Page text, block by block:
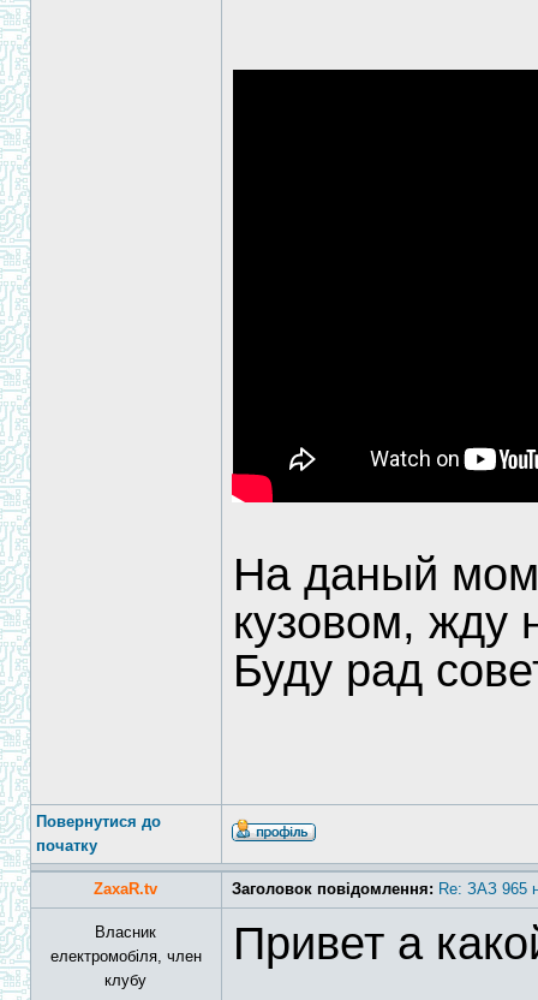
На даный
кузовом, жду
Буду рад
Повернутися до
початку
ZaxaR.tv Заголовок повідомлення: Re: ЗАЗ 965
Власник
електромобіля, член
клубу
Привет а